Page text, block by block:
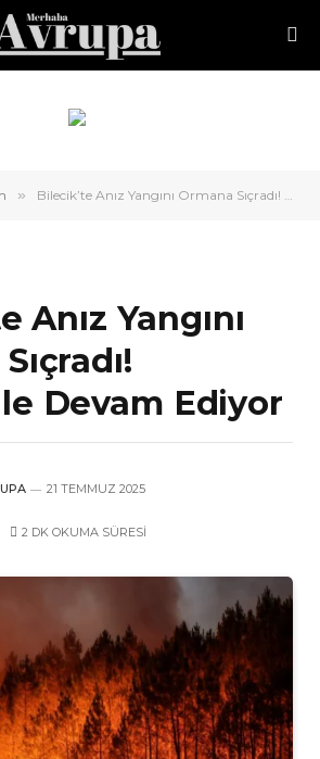
» Bilecik’te Anız Yangını Ormana Sıçradı! Müdahale Devam Ediyor
Anız Yangını
Devam Ediyor
21 TEMMUZ 2025
2 DK OKUMA SÜRESI